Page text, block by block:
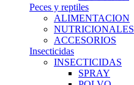
Peces y reptiles
ALIMENTACION
NUTRICIONALES
ACCESORIOS
Insecticidas
INSECTICIDAS
SPRAY